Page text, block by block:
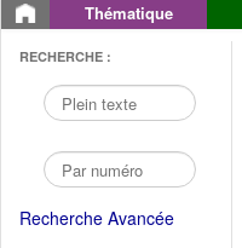
Thématique
RECHERCHE :
Recherche Avancée